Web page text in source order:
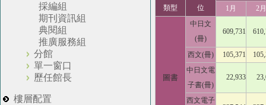
採編組
期刊資訊組
典閱組
推廣服務組
分館
單一窗口
歷任館長
樓層配置
類型
位
1月 2月
圖書
中日文
(冊)
609,731
西文(冊) 105,371
中日文電
子書(冊)
22,933
西文電子